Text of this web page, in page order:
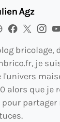
Agz
bricolage,
je
alors que je
partager